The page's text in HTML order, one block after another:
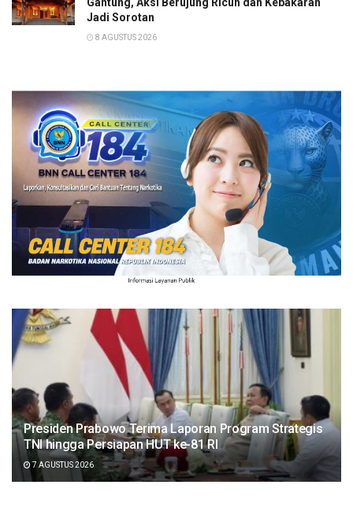
Jadi Sorotan
8 AGUSTUS 2026
Presiden Prabowo Terima Laporan Program Strategis
TNI hingga Persiapan HUT ke-81 RI
7 AGUSTUS 2026